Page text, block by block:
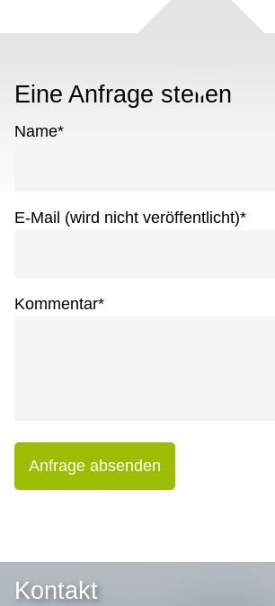
Eine Anfrage stellen
Name*
E-Mail (wird nicht veröffentlicht)*
Kommentar*
Anfrage absenden
Kontakt